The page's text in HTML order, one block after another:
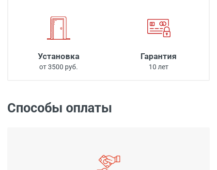
Установка
от 3500 руб.
Гарантия
10 лет
Способы оплаты